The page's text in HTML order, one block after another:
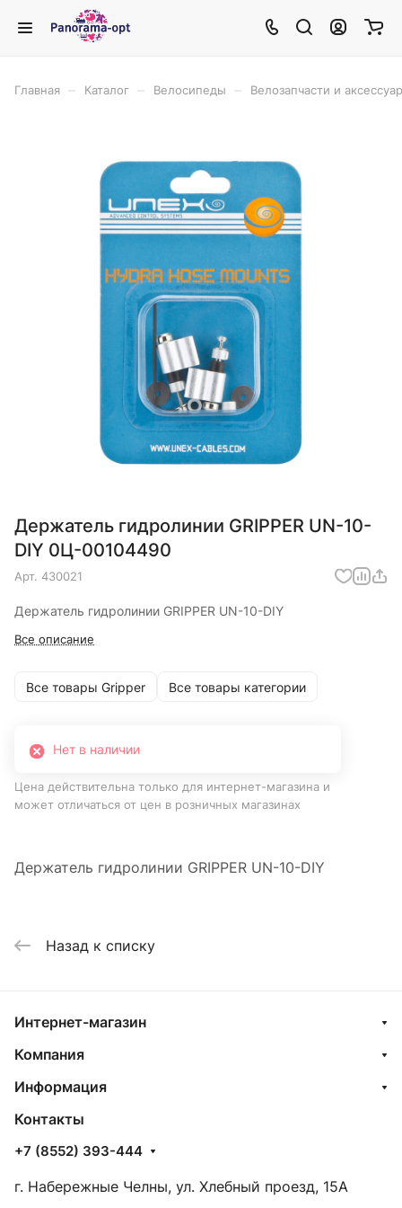
Главная Каталог Велосипеды Велозапчасти и
Держатель гидролинии GRIPPER UN-10-
DIY 0Ц-00104490
Арт. 430021
Держатель гидролинии GRIPPER UN-10-DIY
Все описание
Все товары Gripper Все товары категории
Нет в наличии
Цена действительна только для интернет-магазина и
может отличаться от цен в розничных магазинах
Держатель гидролинии GRIPPER UN-10-DIY
Назад к списку
Интернет-магазин
Компания
Информация
Контакты
+7 (8552) 393-444
г. Набережные Челны, ул. Хлебный проезд, 15А